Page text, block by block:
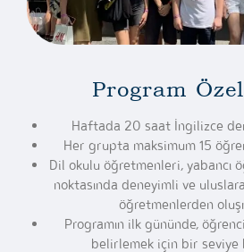
Program
Haftada 20 saat İngilizce
Her grupta maksimum 15
Dil okulu öğretmenleri, yabancı
noktasında deneyimli ve
öğretmenlerden
Programın ilk gününde,
belirlemek için bir